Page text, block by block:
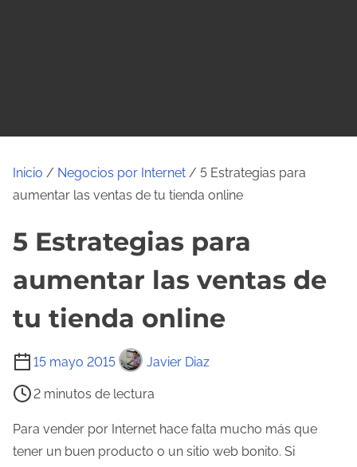
Inicio / Negocios por Internet / 5 Estrategias para
aumentar las ventas de tu tienda online
5 Estrategias para
aumentar las ventas de
tu tienda online
15 mayo 2015 Javier Diaz
T
e
m
p
2 minutos de lectura
Para vender por Internet hace falta mucho más que
tener un buen producto o un sitio web bonito. Si